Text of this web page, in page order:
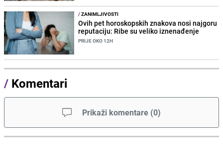
/ZANIMLJIVOSTI
Ovih pet horoskopskih znakova nosi najgoru
reputaciju: Ribe su veliko iznenađenje
PRIJE OKO 12H
/ Komentari
Prikaži komentare (0)